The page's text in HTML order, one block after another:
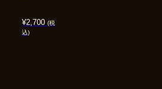
¥2,700 (税
込)